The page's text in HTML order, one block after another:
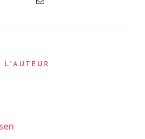
L'AUTEUR